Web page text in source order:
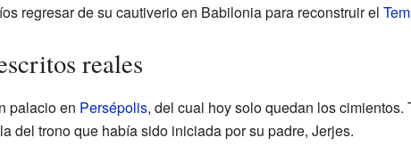
regresar de su cautiverio en Babilonia para reconstruir el
reales
palacio en Persépolis, del cual hoy solo quedan los
del trono que había sido iniciada por su padre, Jerjes.